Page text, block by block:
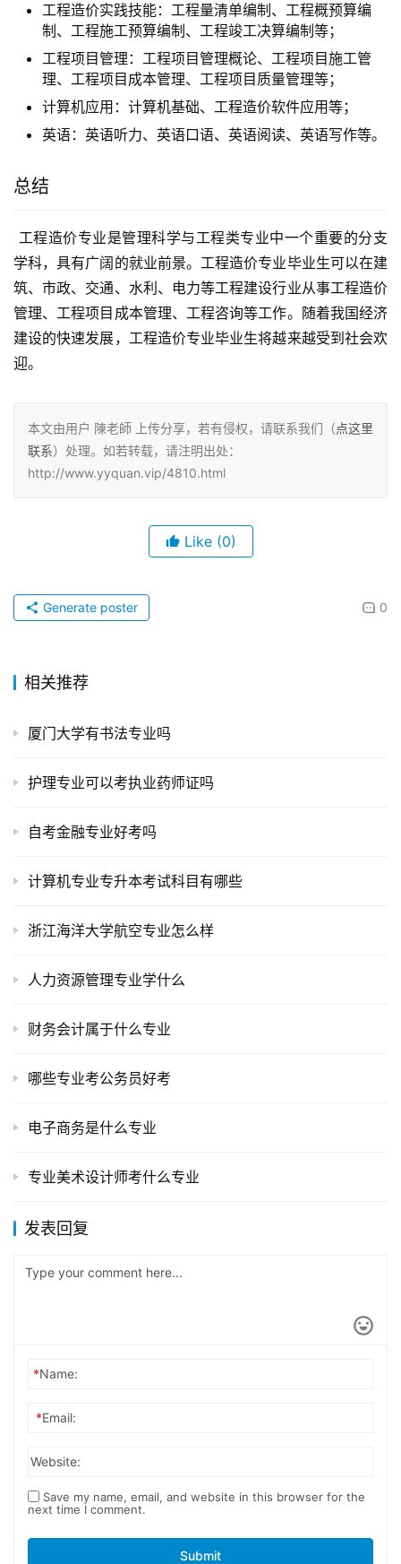
工程造价实践技能：工程量清单编制、工程概预算编
制、工程施工预算编制、工程竣工决算编制等；
工程项目管理：工程项目管理概论、工程项目施工管
理、工程项目成本管理、工程项目质量管理等；
计算机应用：计算机基础、工程造价软件应用等；
英语：英语听力、英语口语、英语阅读、英语写作等。
总结
学科，具有广阔的就业前景。工程造价专业毕业生可以在建
筑、市政、交通、水利、电力等工程建设行业从事工程造价
管理、工程项目成本管理、工程咨询等工作。随着我国经济
建设的快速发展，工程造价专业毕业生将越来越受到社会欢
迎。
本文由用户 陳老師 上传分享，若有侵权，请联系我们（点这里
联系）处理。如若转载，请注明出处：
http://www.yyquan.vip/4810.html
Like (0)
0
Generate poster
相关推荐
厦门大学有书法专业吗
护理专业可以考执业药师证吗
自考金融专业好考吗
计算机专业专升本考试科目有哪些
浙江海洋大学航空专业怎么样
人力资源管理专业学什么
财务会计属于什么专业
哪些专业考公务员好考
电子商务是什么专业
专业美术设计师考什么专业
发表回复
*Name:
*Email:
Website:
Save my name, email, and website in this browser for the
next time I comment.
Submit